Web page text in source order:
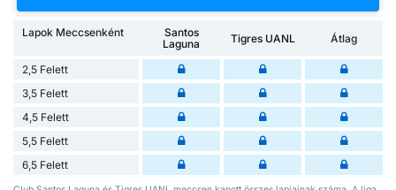
Lapok Meccsenként
Santos
Laguna
Tigres UANL Átlag
2,5 Felett
3,5 Felett
4,5 Felett
5,5 Felett
6,5 Felett